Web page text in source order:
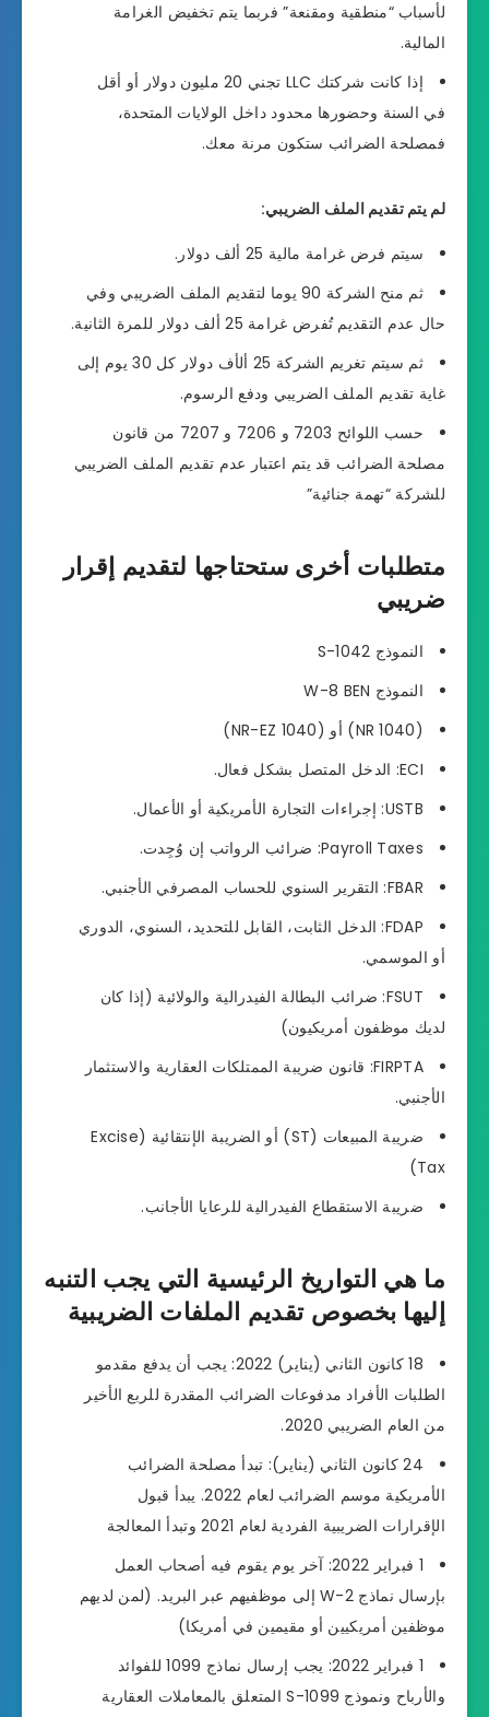
لأسباب “منطقية ومقنعة” فربما يتم تخفيض الغرامة
المالية.
إذا كانت شركتك LLC تجني 20 مليون دولار أو أقل
في السنة وحضورها محدود داخل الولايات المتحدة،
فمصلحة الضرائب ستكون مرنة معك.
لم يتم تقديم الملف الضريبي:
سيتم فرض غرامة مالية 25 ألف دولار.
ثم منح الشركة 90 يوما لتقديم الملف الضريبي وفي
حال عدم التقديم تُفرض غرامة 25 ألف دولار للمرة الثانية.
ثم سيتم تغريم الشركة 25 ألأف دولار كل 30 يوم إلى
غاية تقديم الملف الضريبي ودفع الرسوم.
حسب اللوائح 7203 و 7206 و 7207 من قانون
مصلحة الضرائب قد يتم اعتبار عدم تقديم الملف الضريبي
للشركة “تهمة جنائية”
متطلبات أخرى ستحتاجها لتقديم إقرار
ضريبي
النموذج 1042-S
النموذج W-8 BEN
(1040 NR) أو (1040 NR-EZ)
ECI: الدخل المتصل بشكل فعال.
USTB: إجراءات التجارة الأمريكية أو الأعمال.
Payroll Taxes: ضرائب الرواتب إن وُجِدت.
FBAR: التقرير السنوي للحساب المصرفي الأجنبي.
FDAP: الدخل الثابت، القابل للتحديد، السنوي، الدوري
أو الموسمي.
FSUT: ضرائب البطالة الفيدرالية والولائية (إذا كان
لديك موظفون أمريكيون)
FIRPTA: قانون ضريبة الممتلكات العقارية والاستثمار
الأجنبي.
ضريبة المبيعات (ST) أو الضريبة الإنتقائية (Excise
Tax)
ضريبة الاستقطاع الفيدرالية للرعايا الأجانب.
ما هي التواريخ الرئيسية التي يجب التنبه
إليها بخصوص تقديم الملفات الضريبية
18 كانون الثاني (يناير) 2022: يجب أن يدفع مقدمو
الطلبات الأفراد مدفوعات الضرائب المقدرة للربع الأخير
من العام الضريبي 2020.
24 كانون الثاني (يناير): تبدأ مصلحة الضرائب
الأمريكية موسم الضرائب لعام 2022. يبدأ قبول
الإقرارات الضريبية الفردية لعام 2021 وتبدأ المعالجة
1 فبراير 2022: آخر يوم يقوم فيه أصحاب العمل
بإرسال نماذج W-2 إلى موظفيهم عبر البريد. (لمن لديهم
موظفين أمريكيين أو مقيمين في أمريكا)
1 فبراير 2022: يجب إرسال نماذج 1099 للفوائد
والأرباح ونموذج 1099-S المتعلق بالمعاملات العقارية